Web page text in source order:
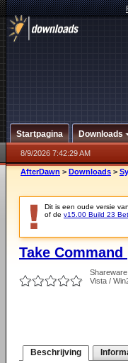
Startpagina Downloads
8/9/2026 7:42:29 AM
AfterDawn > Downloads >
Dit is een oude versie
of de v15.00 Build 23
Take
Shareware
Vista /
Beschrijving